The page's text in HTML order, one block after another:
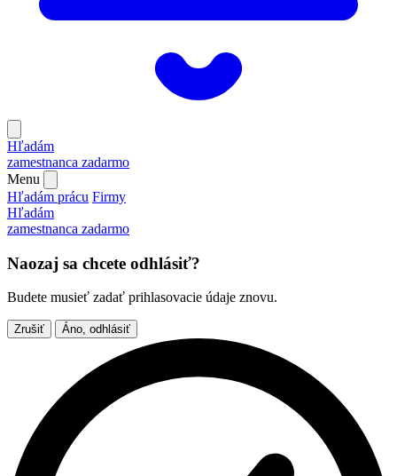
Hľadám
zamestnanca zadarmo
Menu
Hľadám prácu Firmy
Hľadám
zamestnanca zadarmo
Naozaj sa chcete odhlásiť?
Budete musieť zadať prihlasovacie údaje znovu.
Zrušiť Áno, odhlásiť